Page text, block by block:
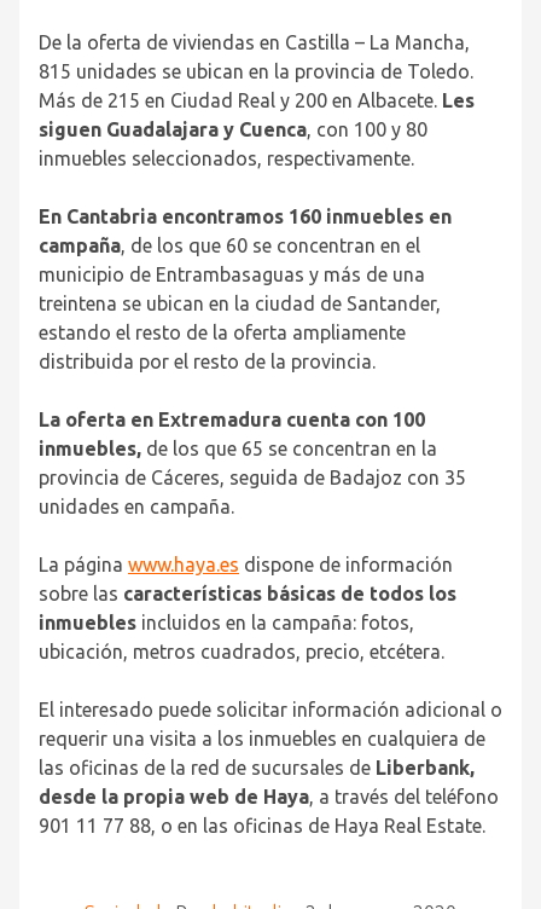
De la oferta de viviendas en Castilla – La Mancha,
815 unidades se ubican en la provincia de Toledo.
Más de 215 en Ciudad Real y 200 en Albacete. Les
siguen Guadalajara y Cuenca, con 100 y 80
inmuebles seleccionados, respectivamente.
En Cantabria encontramos 160 inmuebles en
campaña, de los que 60 se concentran en el
municipio de Entrambasaguas y más de una
treintena se ubican en la ciudad de Santander,
estando el resto de la oferta ampliamente
distribuida por el resto de la provincia.
La oferta en Extremadura cuenta con 100
inmuebles, de los que 65 se concentran en la
provincia de Cáceres, seguida de Badajoz con 35
unidades en campaña.
La página www.haya.es dispone de información
sobre las características básicas de todos los
inmuebles incluidos en la campaña: fotos,
ubicación, metros cuadrados, precio, etcétera.
El interesado puede solicitar información adicional o
requerir una visita a los inmuebles en cualquiera de
las oficinas de la red de sucursales de Liberbank,
desde la propia web de Haya, a través del teléfono
901 11 77 88, o en las oficinas de Haya Real Estate.